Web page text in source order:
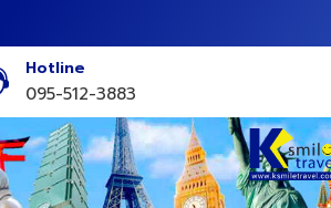
Hotline
095-512-3883